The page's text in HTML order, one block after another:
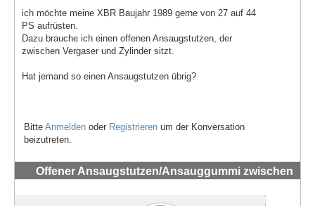
ich möchte meine XBR Baujahr 1989 gerne von 27 auf 44
PS aufrüsten.
Dazu brauche ich einen offenen Ansaugstutzen, der
zwischen Vergaser und Zylinder sitzt.
Hat jemand so einen Ansaugstutzen übrig?
Bitte Anmelden oder Registrieren um der Konversation
beizutreten.
Offener Ansaugstutzen/Ansauggummi zwischen
#72235